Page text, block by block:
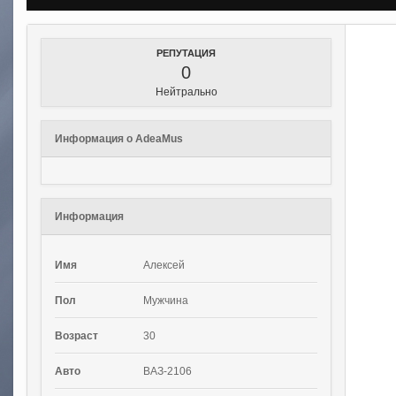
РЕПУТАЦИЯ
0
Нейтрально
Информация о AdeaMus
Информация
Имя Алексей
Пол Мужчина
Возраст 30
Авто ВАЗ-2106